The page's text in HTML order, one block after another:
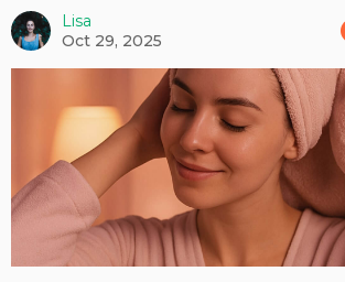
Lisa
Oct 29, 2025